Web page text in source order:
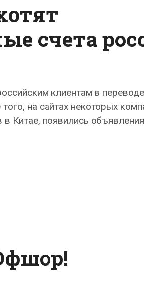
счета
клиентам в
на сайтах некоторых
Китае, появились